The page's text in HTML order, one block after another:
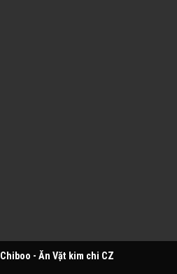
Chiboo - Ăn Vặt kim chi CZ